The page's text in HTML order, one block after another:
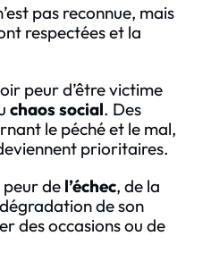
pas reconnue, mais
respectées et la
peur d’être victime
chaos social. Des
le péché et le mal,
prioritaires.
peur de l’échec, de la
de son
des occasions ou de